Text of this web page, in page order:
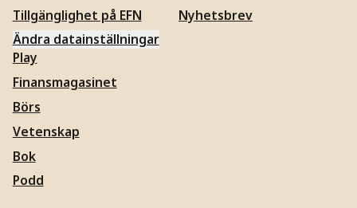
Tillgänglighet på EFN
Ändra datainställningar
Nyhetsbrev
Play
Finansmagasinet
Börs
Vetenskap
Bok
Podd